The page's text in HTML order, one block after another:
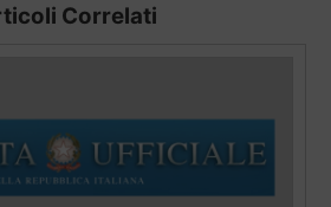
Correlati